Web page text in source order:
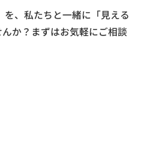
、私たちと一緒に「見える
か？まずはお気軽にご相談